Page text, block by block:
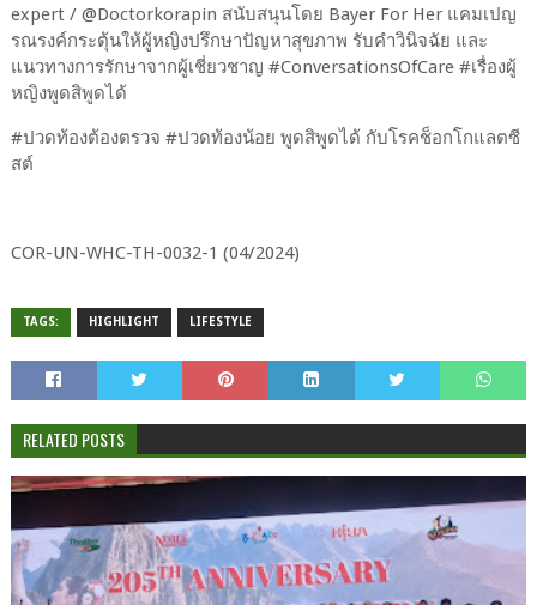
expert / @Doctorkorapin สนับสนุนโดย Bayer For Her แคมเปญ
รณรงค์กระตุ้นให้ผู้หญิงปรึกษาปัญหาสุขภาพ รับคำวินิจฉัย และ
แนวทางการรักษาจากผู้เชี่ยวชาญ #ConversationsOfCare #เรื่องผู้
หญิงพูดสิพูดได้
#ปวดท้องต้องตรวจ #ปวดท้องน้อย พูดสิพูดได้ กับโรคช็อกโกแลตซี
สต์
COR-UN-WHC-TH-0032-1 (04/2024)
TAGS: HIGHLIGHT LIFESTYLE
RELATED POSTS